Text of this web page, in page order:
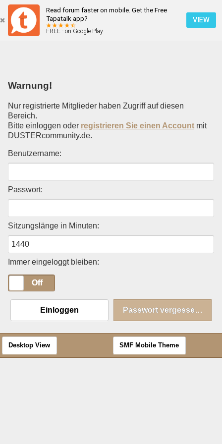
Read forum faster on mobile. Get the Free
Tapatalk app?
FREE - on Google Play
VIEW
Einloggen
Warnung!
Nur registrierte Mitglieder haben Zugriff auf diesen
Bereich.
Bitte einloggen oder registrieren Sie einen Account mit
DUSTERcommunity.de.
Benutzername:
Passwort:
Sitzungslänge in Minuten:
Immer eingeloggt bleiben:
Off
Einloggen Passwort vergessen?
Desktop View SMF Mobile Theme